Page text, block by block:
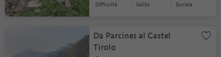
Difficoltà Salita durata
Da Parcines al Castel
Tirolo